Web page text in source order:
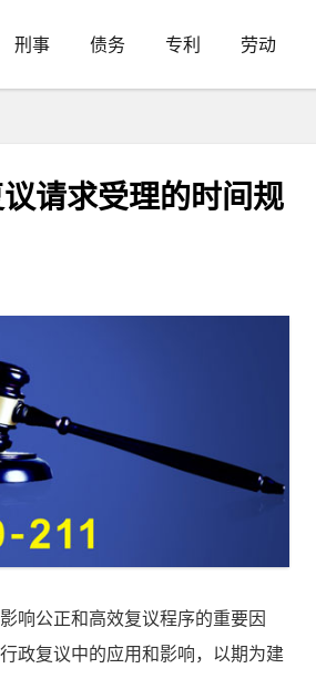
刑事 债务 专利 劳动
请求受理的时间规
公正和高效复议程序的重要因
政复议中的应用和影响，以期为建